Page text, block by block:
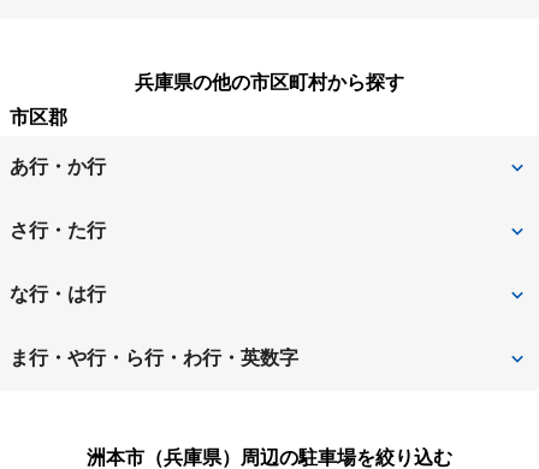
兵庫県の他の市区町村から探す
市区郡
あ行・か行
相生市
赤穂郡上郡町
揖保郡太子町
さ行・た行
三田市
洲本市 高砂市
丹波篠山市 丹波市
な行・は行
西宮市 西脇市
ま行・や行・ら行・わ行・英数字
洲本市（兵庫県） 周辺の駐車場を絞り込む